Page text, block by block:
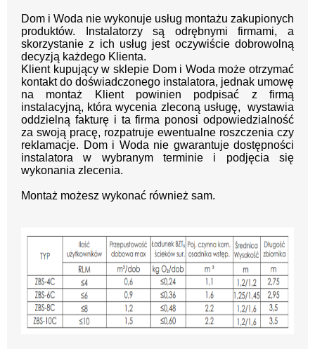
Dom i Woda nie wykonuje usług montażu zakupionych
produktów. Instalatorzy są odrębnymi firmami, a
skorzystanie z ich usług jest oczywiście dobrowolną
decyzją każdego Klienta.
Klient kupujący w sklepie Dom i Woda może otrzymać
kontakt do doświadczonego instalatora, jednak umowę
na montaż Klient powinien podpisać z firmą
instalacyjną, która wycenia zleconą usługę, wystawia
oddzielną fakturę i ta firma ponosi odpowiedzialność
za swoją pracę, rozpatruje ewentualne roszczenia czy
reklamacje. Dom i Woda nie gwarantuje dostępności
instalatora w wybranym terminie i podjęcia się
wykonania zlecenia.
Montaż możesz wykonać również sam.